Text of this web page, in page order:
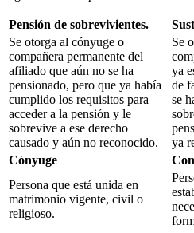
Pensión de sobrevivientes.
Se otorga al cónyuge o
compañera permanente del
afiliado que aún no se ha
pensionado, pero que ya había
cumplido los requisitos para
acceder a la pensión y le
sobrevive a ese derecho
causado y aún no reconocido.
Se
ya
de
se
ya
Cónyuge
Persona que está unida en
matrimonio vigente, civil o
religioso.